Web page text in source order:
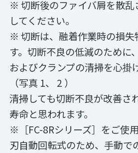
※ 切断後のファイバ屑を散乱
してください。
※ 切断は、融着作業時の損失
す。切断不良の低減のために
およびクランプの清掃を心掛
（写真 1、 2 ）
清掃しても切断不良が改善さ
寿命と思われます。
※［FC-8Rシリーズ］をご使
刃自動回転式のため、手動で